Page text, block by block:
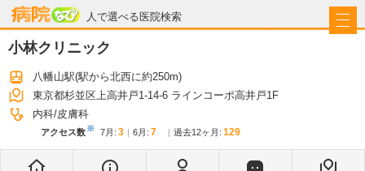
人で選べる医院検索
病院なび
小林クリニック
八幡山駅(駅から北西に約250m)
東京都杉並区上高井戸1-14-6 ラインコーポ高井戸1F
内科 皮膚科
アクセス数※ 7月 : 3 6月 : 7 過去12ヶ月: 129